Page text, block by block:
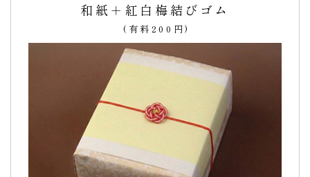
孫の卒園祝いに購入しました。とても喜んでいまし
に購入しました。
名前入りのメッセージは、とても喜んでいました。
お店の方の対応が親切で大変良かったです。（購入者様）
和紙＋紅白梅結びゴム
(有料200円)